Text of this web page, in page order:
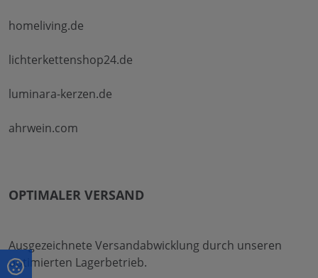
homeliving.de
lichterkettenshop24.de
luminara-kerzen.de
ahrwein.com
OPTIMALER VERSAND
Ausgezeichnete Versandabwicklung durch unseren
optimierten Lagerbetrieb.